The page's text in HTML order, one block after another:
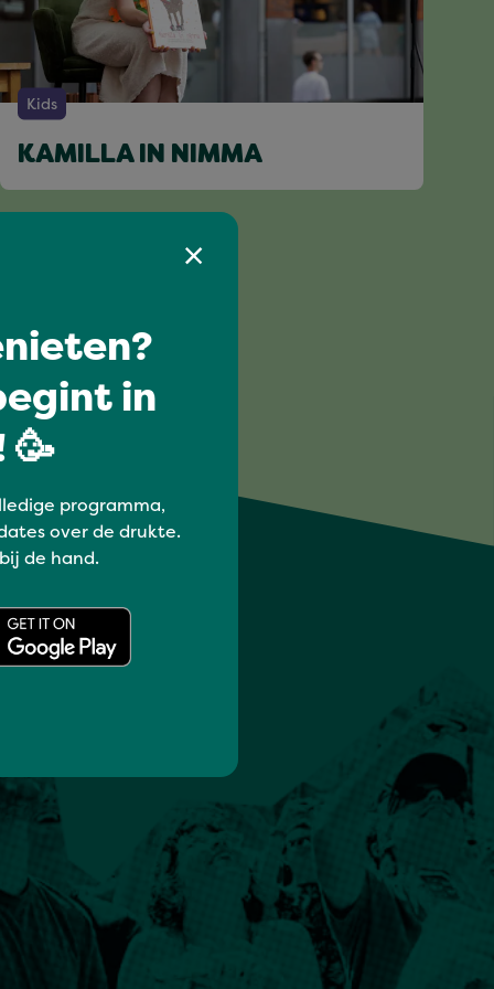
Kids
KAMILLA IN NIMMA
in
🥳
programma,
over de drukte.
de hand.